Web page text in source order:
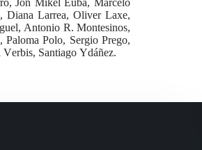
Diana Larrea, Oliver Laxe,
Antonio R. Montesinos,
Polo, Sergio Prego,
Santiago Ydáñez.